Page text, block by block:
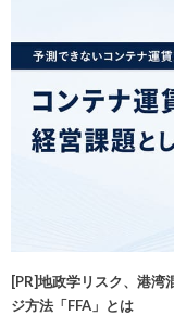
[PR]地政学リスク、港湾
ジ方法「FFA」とは